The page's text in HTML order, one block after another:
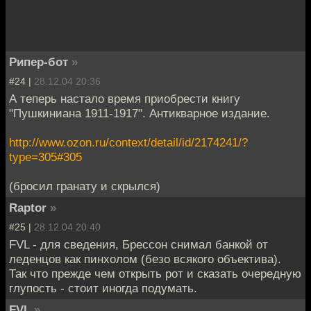
Рипер-бот »
#24 | 28.12.04 20:36
А теперь настало время приобрести книгу
"Пушкиниана 1911-1917". Антикварное издание.
http://www.ozon.ru/context/detail/id/2174241/?
type=305#305
(бросил гранату и скрылся)
Raptor »
#25 | 28.12.04 20:40
FVL - для сведения, Брессон снимал банкой от
леденцов как пинхолом (безо всякого объектива).
Так что прежде чем открыть рот и сказать очередную
глупость - стоит иногда подумать.